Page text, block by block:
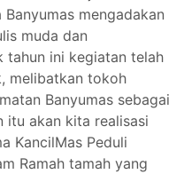
mengadakan
muda dan
tahun ini kegiatan telah
melibatkan tokoh
Banyumas sebagai
itu akan kita realisasi
KancilMas Peduli
Ramah tamah yang